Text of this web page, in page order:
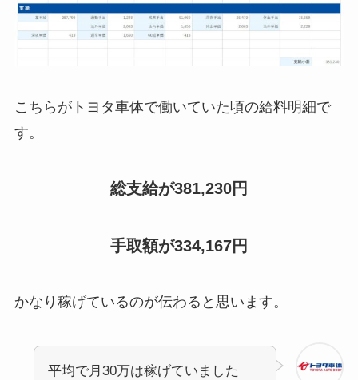
こちらがトヨタ車体で働いていた頃の給料明細で
す。
総支給が381,230円
手取額が334,167円
かなり稼げているのが伝わると思います。
平均で月30万は稼げていました